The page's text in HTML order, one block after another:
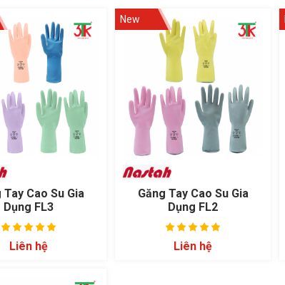
Tay Cao Su Gia
Dụng FL3
Liên hệ
New
Găng Tay Cao Su Gia
Dụng FL2
Liên hệ